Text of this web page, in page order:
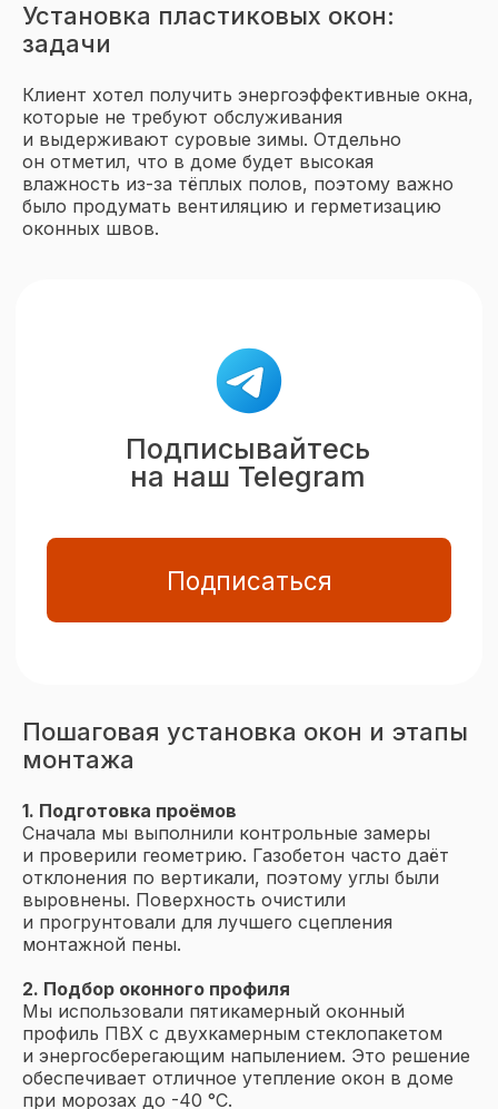
Установка пластиковых окон:
задачи
Клиент хотел получить энергоэффективные окна,
которые не требуют обслуживания
и выдерживают суровые зимы. Отдельно
он отметил, что в доме будет высокая
влажность из-за тёплых полов, поэтому важно
было продумать вентиляцию и герметизацию
оконных швов.
Пошаговая установка окон и этапы
монтажа
1. Подготовка проёмов
Сначала мы выполнили контрольные замеры
и проверили геометрию. Газобетон часто даёт
отклонения по вертикали, поэтому углы были
выровнены. Поверхность очистили
и прогрунтовали для лучшего сцепления
монтажной пены.
2. Подбор оконного профиля
Мы использовали пятикамерный оконный
профиль ПВХ с двухкамерным стеклопакетом
и энергосберегающим напылением. Это решение
обеспечивает отличное утепление окон в доме
при морозах до -40 °C.